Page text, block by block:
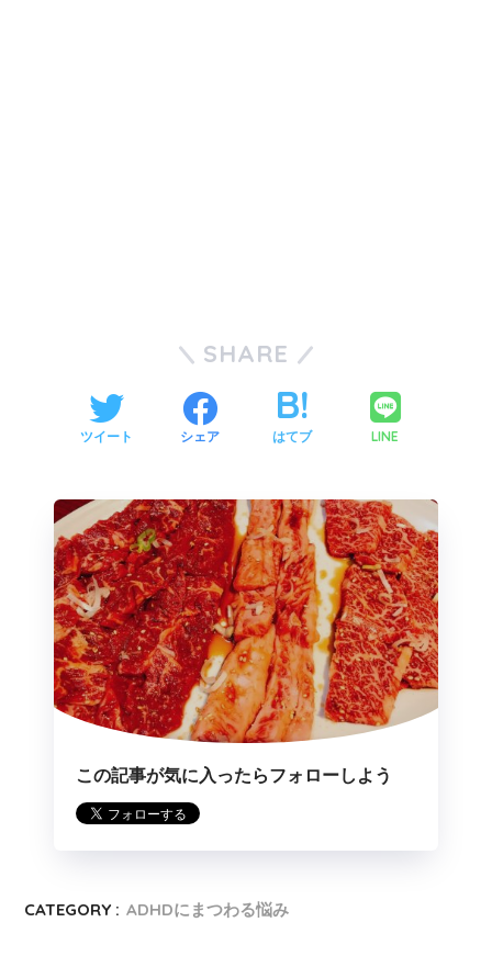
SHARE
ツイート シェア はてブ LINE
この記事が気に入ったらフォローしよう
CATEGORY : ADHDにまつわる悩み